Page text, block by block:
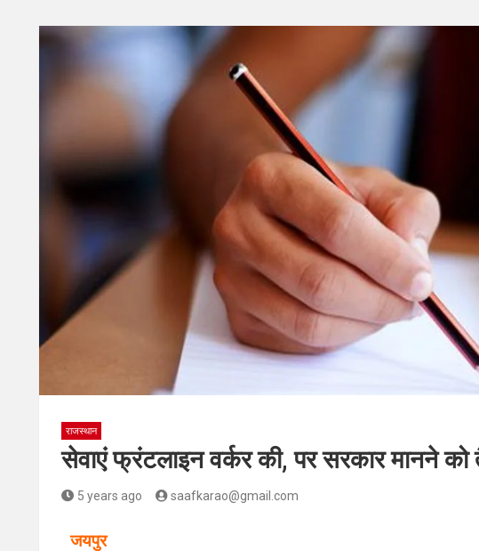
राजस्थान
सेवाएं फ्रंटलाइन वर्कर की, पर सरकार मानने को
5 years ago saafkarao@gmail.com
जयपुर